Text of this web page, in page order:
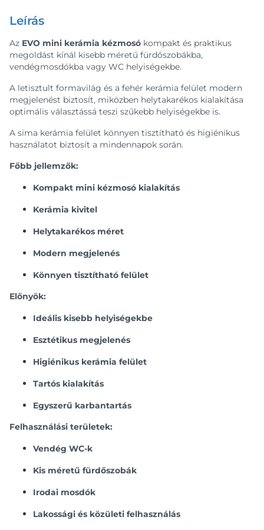
Leírás
Az EVO mini kerámia kézmosó kompakt és praktikus
megoldást kínál kisebb méretű fürdőszobákba,
vendégmosdókba vagy WC helyiségekbe.
A letisztult formavilág és a fehér kerámia felület modern
megjelenést biztosít, miközben helytakarékos kialakítása
optimális választássá teszi szűkebb helyiségekbe is.
A sima kerámia felület könnyen tisztítható és higiénikus
használatot biztosít a mindennapok során.
Főbb jellemzők:
Kompakt mini kézmosó kialakítás
Kerámia kivitel
Helytakarékos méret
Modern megjelenés
Könnyen tisztítható felület
Előnyök:
Ideális kisebb helyiségekbe
Esztétikus megjelenés
Higiénikus kerámia felület
Tartós kialakítás
Egyszerű karbantartás
Felhasználási területek:
Vendég WC-k
Kis méretű fürdőszobák
Irodai mosdók
Lakossági és közületi felhasználás